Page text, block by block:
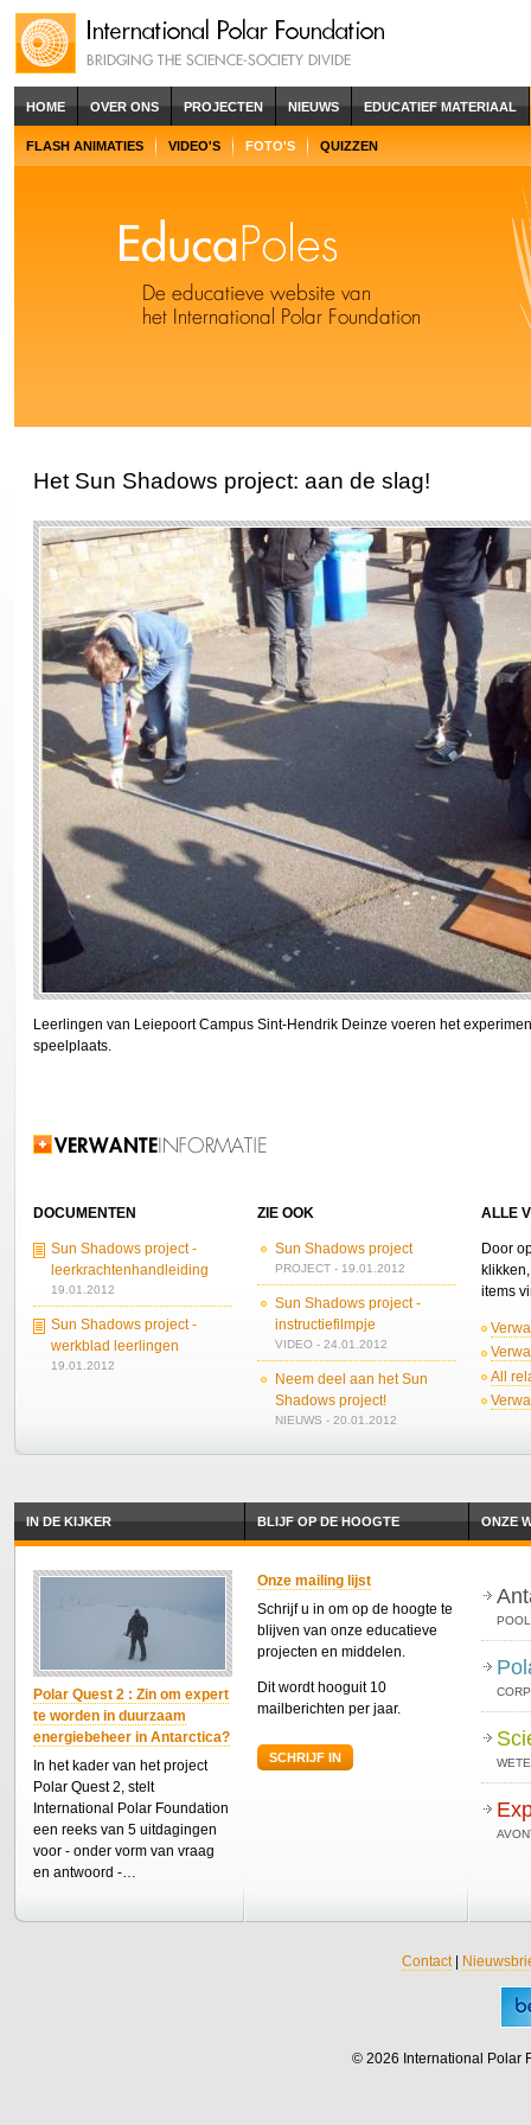
HOME OVER ONS PROJECTEN NIEUWS EDUCATIEF MATERIAAL
FLASH ANIMATIES VIDEO'S FOTO'S QUIZZEN
Het Sun Shadows project: aan de slag!
Leerlingen van Leiepoort Campus Sint-Hendrik Deinze voeren het
speelplaats.
Verwante informatie
DOCUMENTEN
Sun Shadows project -
leerkrachtenhandleiding
19.01.2012
Sun Shadows project -
werkblad leerlingen
19.01.2012
ZIE OOK
Sun Shadows project
PROJECT - 19.01.2012
Sun Shadows project -
instructiefilmpje
VIDEO - 24.01.2012
Neem deel aan het Sun
Shadows project!
NIEUWS - 20.01.2012
ALLE
Door
items
All
IN DE KIJKER
Polar Quest 2 : Zin om expert
te worden in duurzaam
energiebeheer in Antarctica?
In het kader van het project
Polar Quest 2, stelt
International Polar Foundation
een reeks van 5 uitdagingen
voor - onder vorm van vraag
en antwoord -…
BLIJF OP DE HOOGTE
Onze mailing lijst
Schrijf u in om op de hoogte te
blijven van onze educatieve
projecten en middelen.
Dit wordt hooguit 10
mailberichten per jaar.
SCHRIJF IN
ONZE
Contact|
© 2026 International Polar